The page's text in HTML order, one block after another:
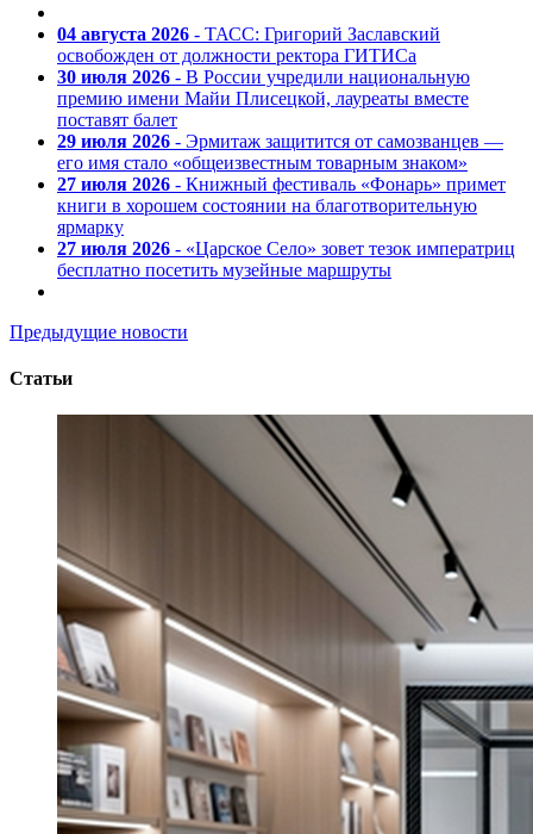
04 августа 2026 - ТАСС: Григорий Заславский
освобожден от должности ректора ГИТИСа
30 июля 2026 - В России учредили национальную
премию имени Майи Плисецкой, лауреаты вместе
поставят балет
29 июля 2026 - Эрмитаж защитится от самозванцев —
его имя стало «общеизвестным товарным знаком»
27 июля 2026 - Книжный фестиваль «Фонарь» примет
книги в хорошем состоянии на благотворительную
ярмарку
27 июля 2026 - «Царское Село» зовет тезок императриц
бесплатно посетить музейные маршруты
Предыдущие новости
Статьи